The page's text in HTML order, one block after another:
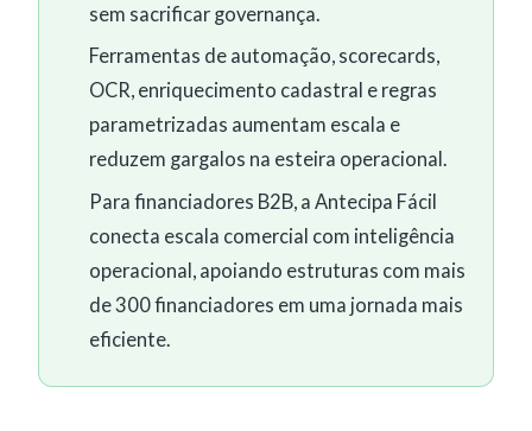
sem sacrificar governança.
Ferramentas de automação, scorecards,
OCR, enriquecimento cadastral e regras
parametrizadas aumentam escala e
reduzem gargalos na esteira operacional.
Para financiadores B2B, a Antecipa Fácil
conecta escala comercial com inteligência
operacional, apoiando estruturas com mais
de 300 financiadores em uma jornada mais
eficiente.